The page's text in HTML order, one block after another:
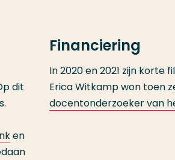
dit
en
Financiering
In 2020 en 2021 zijn
Erica Witkamp won toen
docentonderzoeker van